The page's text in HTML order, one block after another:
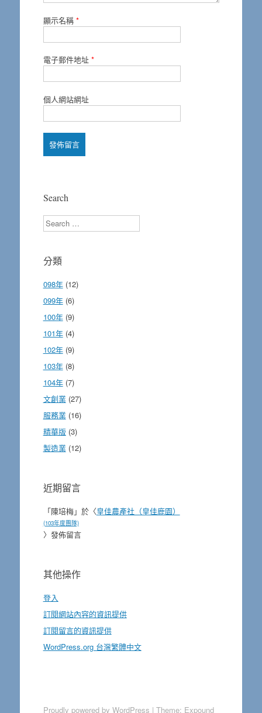
顯示名稱 *
電子郵件地址 *
個人網站網址
Search
Search
分類
098年(12)
099年(6)
100年(9)
101年(4)
102年(9)
103年(8)
104年(7)
文創業(27)
服務業(16)
精華版 (3)
製造業(12)
近期留言
「陳培梅」於〈皇佳農產社（皇佳鹿園）
(103年度團隊)
〉發佈留言
其他操作
登入
訂閱網站內容的資訊提供
訂閱留言的資訊提供
WordPress.org 台灣繁體中文
Proudly powered by WordPress | Theme: Expound